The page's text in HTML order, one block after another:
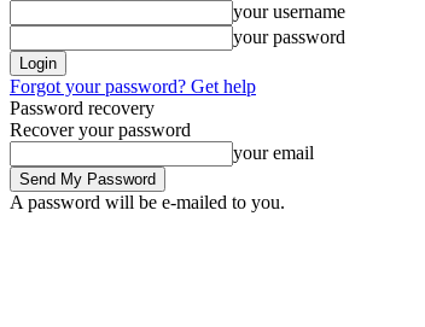
your username
your password
Forgot your password? Get help
Password recovery
Recover your password
your email
A password will be e-mailed to you.